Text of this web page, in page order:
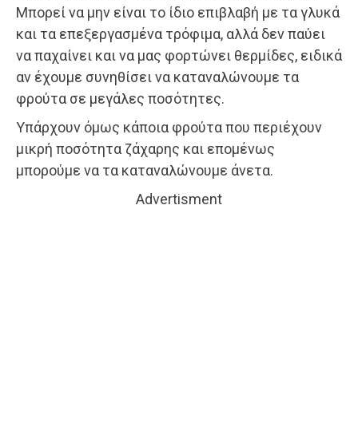
Μπορεί να μην είναι το ίδιο επιβλαβή με τα γλυκά
και τα επεξεργασμένα τρόφιμα, αλλά δεν παύει
να παχαίνει και να μας φορτώνει θερμίδες, ειδικά
αν έχουμε συνηθίσει να καταναλώνουμε τα
φρούτα σε μεγάλες ποσότητες.
Υπάρχουν όμως κάποια φρούτα που περιέχουν
μικρή ποσότητα ζάχαρης και επομένως
μπορούμε να τα καταναλώνουμε άνετα.
Advertisment